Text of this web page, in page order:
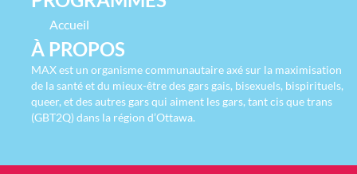
Accueil
À PROPOS
MAX est un organisme communautaire axé sur la maximisation
de la santé et du mieux-être des gars gais, bisexuels, bispirituels,
queer, et des autres gars qui aiment les gars, tant cis que trans
(GBT2Q) dans la région d’Ottawa.